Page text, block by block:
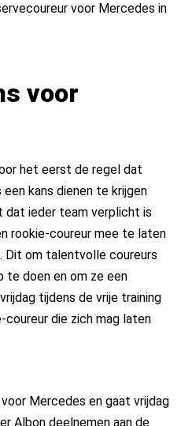
voor Mercedes in
voor
het eerst de regel dat
kans dienen te krijgen
dat ieder team verplicht is
rookie-coureur mee te laten
Dit om talentvolle coureurs
te doen en om ze een
tijdens de vrije training
die zich mag laten
Mercedes en gaat vrijdag
Albon deelnemen aan de